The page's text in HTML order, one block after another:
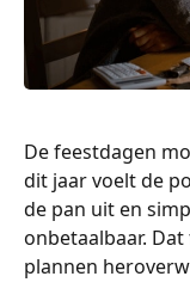
De feestdagen
dit jaar voelt de
de pan uit en
onbetaalbaar.
plannen